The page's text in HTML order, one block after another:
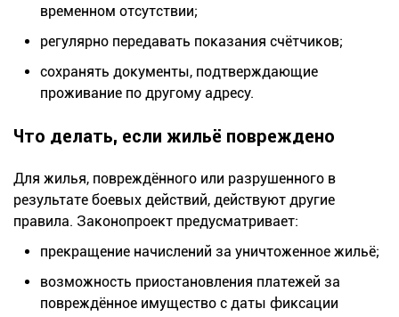
временном отсутствии;
регулярно передавать показания счётчиков;
сохранять документы, подтверждающие
проживание по другому адресу.
Что делать, если жильё повреждено
Для жилья, повреждённого или разрушенного в
результате боевых действий, действуют другие
правила. Законопроект предусматривает:
прекращение начислений за уничтоженное жильё;
возможность приостановления платежей за
повреждённое имущество с даты фиксации